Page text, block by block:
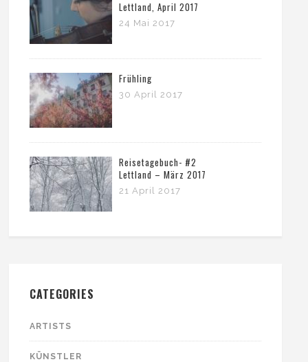
Lettland, April 2017
24 Mai 2017
Frühling
30 April 2017
Reisetagebuch- #2
Lettland – März 2017
21 April 2017
CATEGORIES
ARTISTS
KÜNSTLER